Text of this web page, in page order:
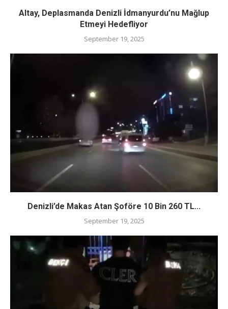
Altay, Deplasmanda Denizli İdmanyurdu’nu Mağlup
Etmeyi Hedefliyor
September 19, 2025
Denizli’de Makas Atan Şoföre 10 Bin 260 TL...
September 19, 2025